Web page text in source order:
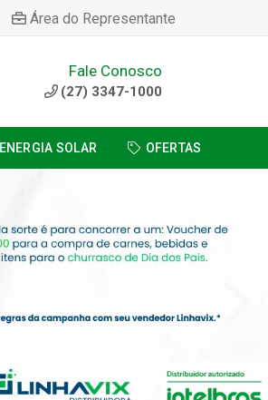
Área do Representante
Fale Conosco
(27) 3347-1000
ENERGIA SOLAR OFERTAS